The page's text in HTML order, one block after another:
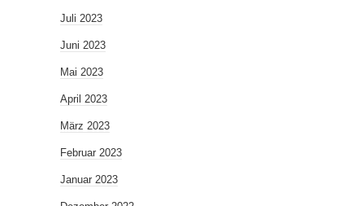
Juli 2023
Juni 2023
Mai 2023
April 2023
März 2023
Februar 2023
Januar 2023